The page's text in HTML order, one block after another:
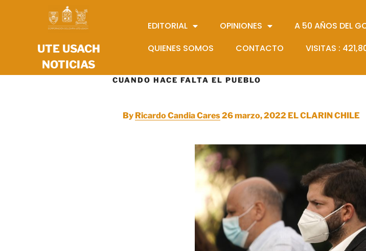
UTE USACH
NOTICIAS
EDITORIAL OPINIONES A 50 AÑOS DEL
QUIENES SOMOS
CONTACTO VISITAS :
CUANDO HACE FALTA EL PUEBLO
By Ricardo Candia Cares26 marzo, 2022 EL CLARIN CHILE